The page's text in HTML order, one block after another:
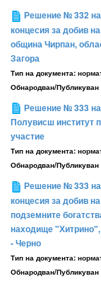
Решение № 332 на
концесия за добив
община Чирпан,
Загора
Тип на документа:
Обнародван/Публикуван
Решение № 333 на
Полувисш институт
участие
Тип на документа:
Обнародван/Публикуван
Решение № 333 на
концесия за добив
подземните
находище
- Черно
Тип на документа:
Обнародван/Публикуван